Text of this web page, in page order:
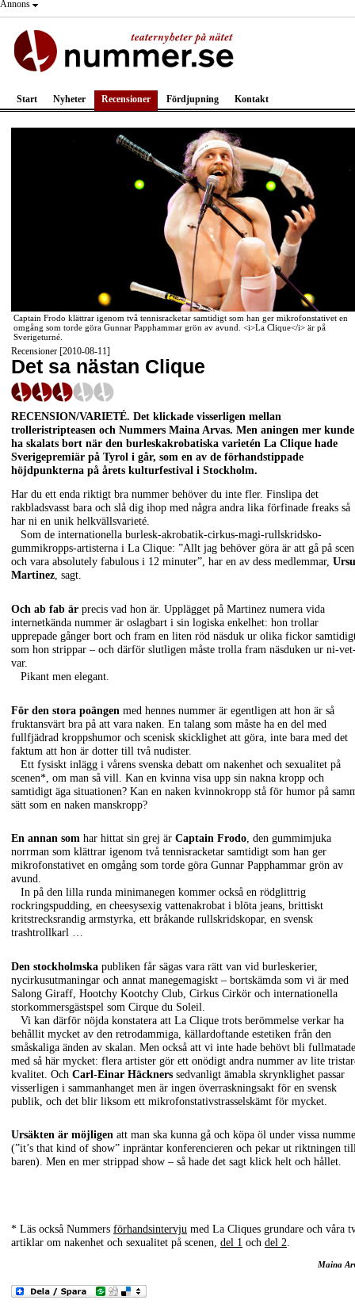
Annons
Start Nyheter Recensioner Fördjupning Kontakt
Captain Frodo klättrar igenom två tennisracketar samtidigt som han ger mikrofonstativet en
omgång som torde göra Gunnar Papphammar grön av avund. <i>La Clique</i> är på
Sverigeturné.
Recensioner [2010-08-11]
Det sa nästan Clique
RECENSION/VARIETÉ. Det klickade visserligen mellan
trolleristripteasen och Nummers Maina Arvas. Men aningen mer kunde
ha skalats bort när den burleskakrobatiska varietén La Clique hade
Sverigepremiär på Tyrol i går, som en av de förhandstippade
höjdpunkterna på årets kulturfestival i Stockholm.
Har du ett enda riktigt bra nummer behöver du inte fler. Finslipa det
rakbladsvasst bara och slå dig ihop med några andra lika förfinade freaks så
har ni en unik helkvällsvarieté.
Som de internationella burlesk-akrobatik-cirkus-magi-rullskridsko-
gummikropps-artisterna i La Clique: ”Allt jag behöver göra är att gå på scen
och vara absolutely fabulous i 12 minuter”, har en av dess medlemmar,
Martinez, sagt.
Och ab fab är precis vad hon är. Upplägget på Martinez numera vida
internetkända nummer är oslagbart i sin logiska enkelhet: hon trollar
upprepade gånger bort och fram en liten röd näsduk ur olika fickor
som hon strippar – och därför slutligen måste trolla fram näsduken ur ni-
var.
Pikant men elegant.
För den stora poängen med hennes nummer är egentligen att hon är så
fruktansvärt bra på att vara naken. En talang som måste ha en del med
fullfjädrad kroppshumor och scenisk skicklighet att göra, inte bara med det
faktum att hon är dotter till två nudister.
Ett fysiskt inlägg i vårens svenska debatt om nakenhet och sexualitet på
scenen*, om man så vill. Kan en kvinna visa upp sin nakna kropp och
samtidigt äga situationen? Kan en naken kvinnokropp stå för humor på
sätt som en naken manskropp?
En annan som har hittat sin grej är Captain Frodo, den gummimjuka
norrman som klättrar igenom två tennisracketar samtidigt som han ger
mikrofonstativet en omgång som torde göra Gunnar Papphammar grön av
avund.
In på den lilla runda minimanegen kommer också en rödglittrig
rockringspudding, en cheesysexig vattenakrobat i blöta jeans, brittiskt
kritstrecksrandig armstyrka, ett bråkande rullskridskopar, en svensk
trashtrollkarl …
Den stockholmska publiken får sägas vara rätt van vid burleskerier,
nycirkusutmaningar och annat manegemagiskt – bortskämda som vi är med
Salong Giraff, Hootchy Kootchy Club, Cirkus Cirkör och internationella
storkommersgästspel som Cirque du Soleil.
Vi kan därför nöjda konstatera att La Clique trots berömmelse verkar ha
behållit mycket av den retrodammiga, källardoftande estetiken från den
småskaliga änden av skalan. Men också att vi inte hade behövt bli fullmatade
med så här mycket: flera artister gör ett onödigt andra nummer av lite
kvalitet. Och Carl-Einar Häckners sedvanligt ämabla skrynklighet passar
visserligen i sammanhanget men är ingen överraskningsakt för en svensk
publik, och det blir liksom ett mikrofonstativstrasselskämt för mycket.
Ursäkten är möjligen att man ska kunna gå och köpa öl under vissa
(”it’s that kind of show” inpräntar konferencieren och pekar ut riktningen
baren). Men en mer strippad show – så hade det sagt klick helt och hållet.
* Läs också Nummers förhandsintervju med La Cliques grundare och våra
artiklar om nakenhet och sexualitet på scenen, del 1 och del 2.
Maina